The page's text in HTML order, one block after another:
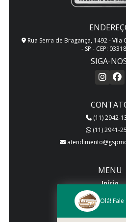
Rua Serra de Bragança, 1492 - Vila
- SP - CEP:
SIGA-
(11) 2942-
(11) 2941-
MENU
Início
Quem somos
Olá!